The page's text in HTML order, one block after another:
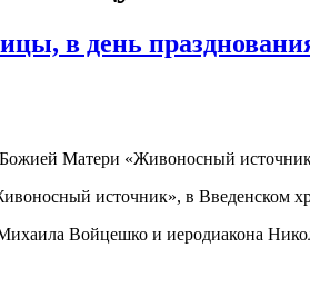
в день
источник», в Введенском
Войцешко и иеродиакона